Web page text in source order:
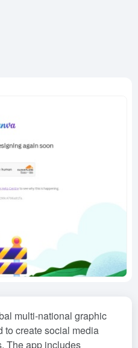
multi-national graphic
to create social media
The app includes